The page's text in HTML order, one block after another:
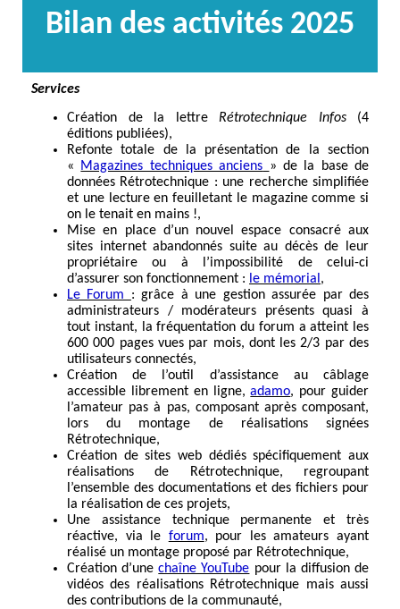
Bilan des activités 2025
Services
Création de la lettre Rétrotechnique Infos (4
éditions publiées),
Refonte totale de la présentation de la section
«
Magazines techniques anciens » de la base de
données Rétrotechnique : une recherche simplifiée
et une lecture en feuilletant le magazine comme si
on le tenait en mains !,
Mise en place d’un nouvel espace consacré aux
sites internet abandonnés suite au décès de leur
propriétaire ou à l’impossibilité de celui-ci
d’assurer son fonctionnement : le mémorial ,
Le Forum : grâce à une gestion assurée par des
administrateurs / modérateurs présents quasi à
tout instant, la fréquentation du forum a atteint les
600 000 pages vues par mois, dont les 2/3 par des
utilisateurs connectés,
Création de l’outil d’assistance au câblage
accessible librement en ligne,adamo, pour guider
l’amateur pas à pas, composant après composant,
lors du montage de réalisations signées
Rétrotechnique,
Création de sites web dédiés spécifiquement aux
réalisations de Rétrotechnique, regroupant
l’ensemble des documentations et des fichiers pour
la réalisation de ces projets,
Une assistance technique permanente et très
réactive, via le forum, pour les amateurs ayant
réalisé un montage proposé par Rétrotechnique,
Création d’unechaîne YouTube pour la diffusion de
vidéos des réalisations Rétrotechnique mais aussi
des contributions de la communauté,